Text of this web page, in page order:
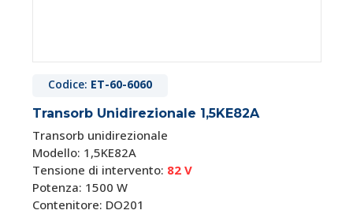
Codice: ET-60-6060
Transorb Unidirezionale 1,5KE82A
Transorb unidirezionale
Modello: 1,5KE82A
Tensione di intervento: 82 V
Potenza: 1500 W
Contenitore: DO201